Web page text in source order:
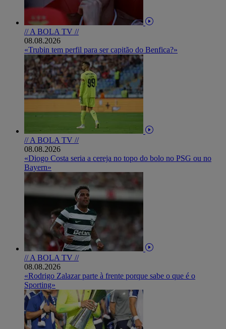
// A BOLA TV //
08.08.2026
«Trubin tem perfil para ser capitão do Benfica?»
// A BOLA TV //
08.08.2026
«Diogo Costa seria a cereja no topo do bolo no PSG ou no
Bayern»
// A BOLA TV //
08.08.2026
«Rodrigo Zalazar parte à frente porque sabe o que é o
Sporting»